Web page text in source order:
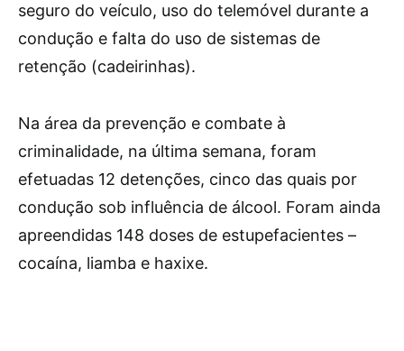
seguro do veículo, uso do telemóvel durante a
condução e falta do uso de sistemas de
retenção (cadeirinhas).
Na área da prevenção e combate à
criminalidade, na última semana, foram
efetuadas 12 detenções, cinco das quais por
condução sob influência de álcool. Foram ainda
apreendidas 148 doses de estupefacientes –
cocaína, liamba e haxixe.